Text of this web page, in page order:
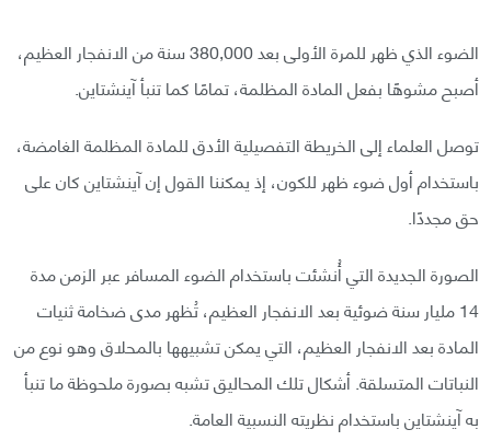
الضوء الذي ظهر للمرة الأولى بعد 380,000 سنة من الانفجار العظيم،
أصبح مشوهًا بفعل المادة المظلمة، تمامًا كما تنبأ آينشتاين.
توصل العلماء إلى الخريطة التفصيلية الأدق للمادة المظلمة الغامضة،
باستخدام أول ضوء ظهر للكون، إذ يمكننا القول إن آينشتاين كان على
حق مجددًا.
الصورة الجديدة التي أُنشئت باستخدام الضوء المسافر عبر الزمن مدة
14 مليار سنة ضوئية بعد الانفجار العظيم، تُظهر مدى ضخامة ثنيات
المادة بعد الانفجار العظيم، التي يمكن تشبيهها بالمحلاق وهو نوع من
النباتات المتسلقة. أشكال تلك المحاليق تشبه بصورة ملحوظة ما تنبأ
به آينشتاين باستخدام نظريته النسبية العامة.